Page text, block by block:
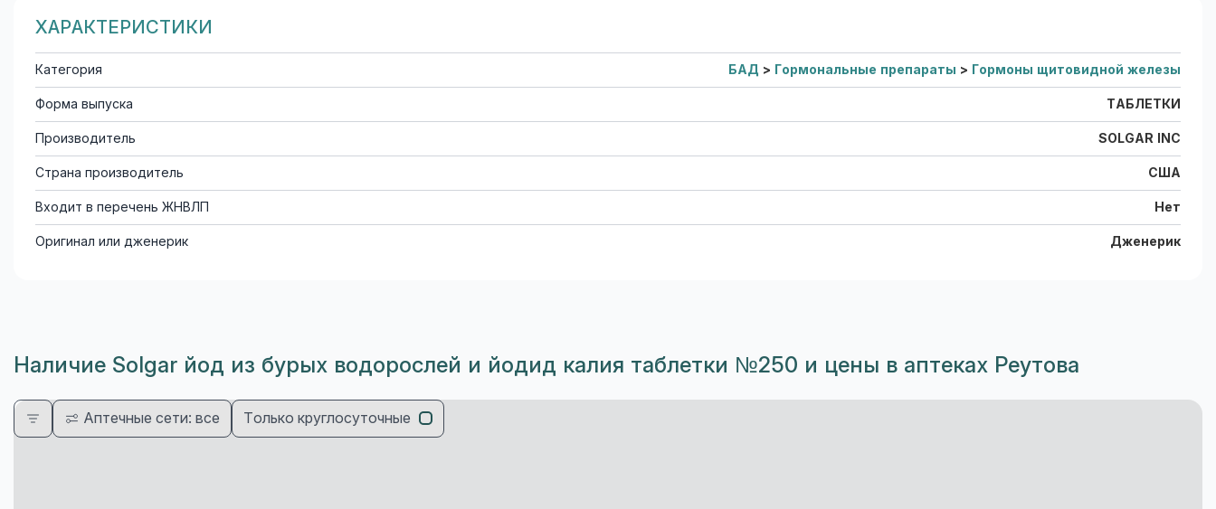
ХАРАКТЕРИСТИКИ
Категория БАД > Гормональные препараты > Гормоны щитовидной железы
Форма выпуска ТАБЛЕТКИ
Производитель SOLGAR INC
Страна производитель США
Входит в перечень ЖНВЛП Нет
Оригинал или дженерик Дженерик
Наличие Solgar йод из бурых водорослей и йодид калия таблетки №250 и цены в аптеках Реутова
Аптечные сети: все Только круглосуточные